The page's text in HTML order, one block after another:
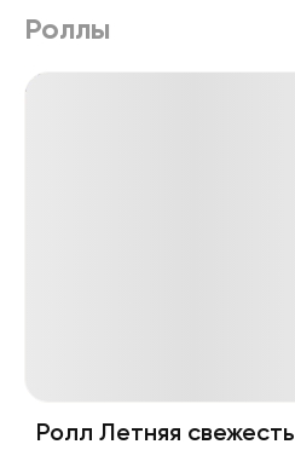
Роллы
Ролл Летняя свежесть